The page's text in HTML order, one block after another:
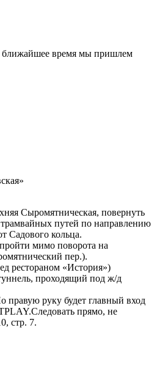
ближайшее время мы пришлем
Сыромятническая, повернуть
путей по направлению
Садового кольца.
мимо поворота на
пер.).
рестораном «История»)
проходящий под ж/д
правую руку будет главный вход
прямо, не
стр. 7.